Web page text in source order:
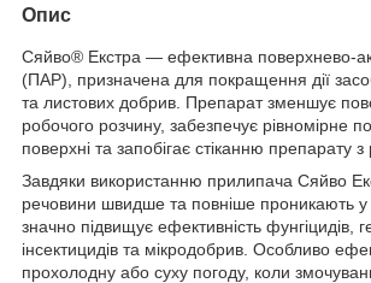
Опис
Сяйво® Екстра — ефективна поверхнево-
(ПАР), призначена для покращення дії
та листових добрив. Препарат зменшує
робочого розчину, забезпечує рівномірне
поверхні та запобігає стіканню препарату з
Завдяки використанню прилипача Сяйво
речовини швидше та повніше проникають
значно підвищує ефективність фунгіцидів,
інсектицидів та мікродобрив. Особливо
прохолодну або суху погоду, коли